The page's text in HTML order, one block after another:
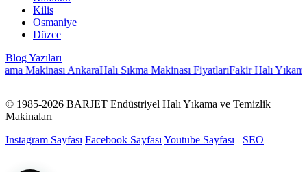
Kilis
Osmaniye
Düzce
Blog Yazıları
Makinası AnkaraHalı Sıkma Makinası FiyatlarıFakir Halı Yıkama
© 1985-2026 BARJET Endüstriyel Halı Yıkama ve Temizlik
Makinaları
Instagram Sayfası Facebook Sayfası Youtube Sayfası SEO